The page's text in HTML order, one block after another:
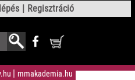
Regisztráció
mmakademia.hu